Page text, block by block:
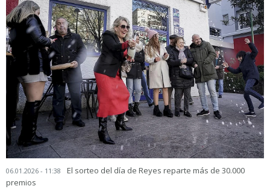
06.01.2026 - 11:38
El sorteo del día de Reyes reparte más de 30.000
premios